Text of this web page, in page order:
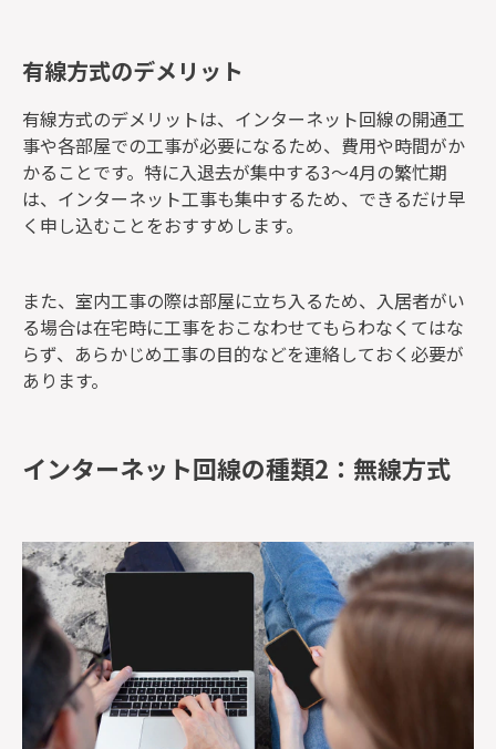
有線方式のデメリット
有線方式のデメリットは、インターネット回線の開通工
事や各部屋での工事が必要になるため、費用や時間がか
かることです。特に入退去が集中する3～4月の繁忙期
は、インターネット工事も集中するため、できるだけ早
く申し込むことをおすすめします。
また、室内工事の際は部屋に立ち入るため、入居者がい
る場合は在宅時に工事をおこなわせてもらわなくてはな
らず、あらかじめ工事の目的などを連絡しておく必要が
あります。
インターネット回線の種類2：無線方式